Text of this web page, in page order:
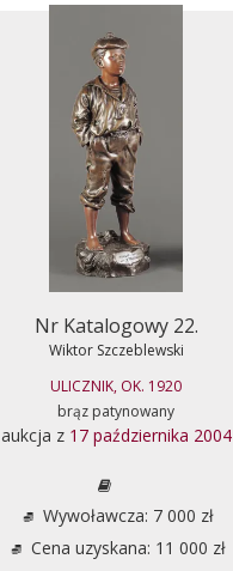
Nr Katalogowy 22.
Wiktor Szczeblewski
ULICZNIK, OK. 1920
brąz patynowany
aukcja z 17 października 2004
Wywoławcza: 7 000 zł
Cena uzyskana: 11 000 zł